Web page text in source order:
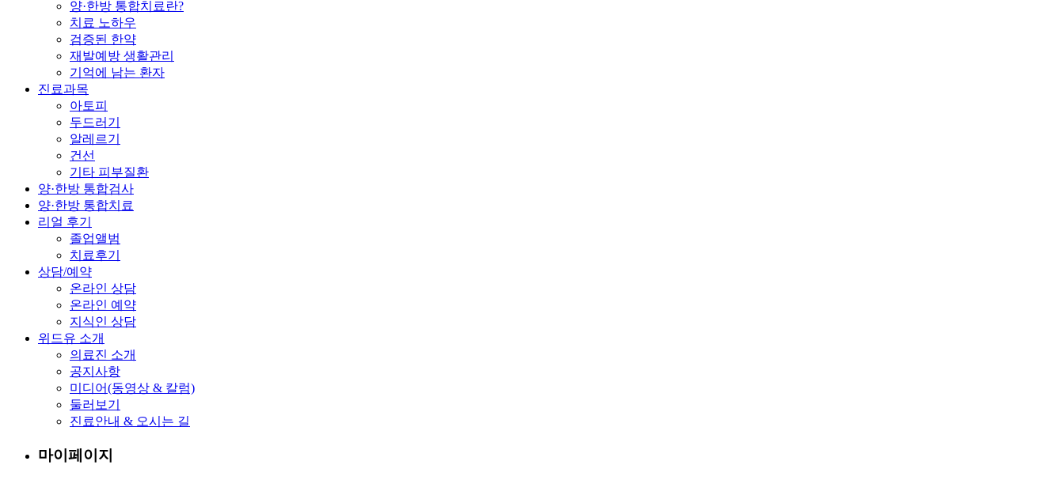
양·한방 통합치료란?
치료 노하우
검증된 한약
재발예방 생활관리
기억에 남는 환자
진료과목
아토피
두드러기
알레르기
건선
기타 피부질환
양·한방 통합검사
양·한방 통합치료
리얼 후기
졸업앨범
치료후기
상담/예약
온라인 상담
온라인 예약
지식인 상담
위드유 소개
의료진 소개
공지사항
미디어(동영상 & 칼럼)
둘러보기
진료안내 & 오시는 길
마이페이지